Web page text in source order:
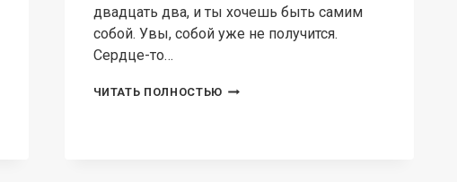
двадцать два, и ты хочешь быть самим
собой. Увы, собой уже не получится.
Сердце-то…
ЧИТАТЬ ПОЛНОСТЬЮ БОЛЬНОЕ